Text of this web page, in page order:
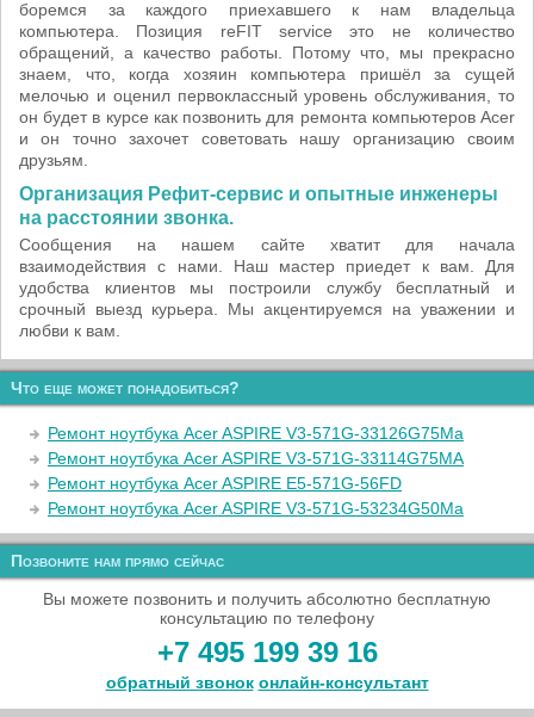
боремся за каждого приехавшего к нам владельца
компьютера. Позиция reFIT service это не количество
обращений, а качество работы. Потому что, мы прекрасно
знаем, что, когда хозяин компьютера пришёл за сущей
мелочью и оценил первоклассный уровень обслуживания, то
он будет в курсе как позвонить для ремонта компьютеров Acer
и он точно захочет советовать нашу организацию своим
друзьям.
Организация Рефит-сервис и опытные инженеры
на расстоянии звонка.
Сообщения на нашем сайте хватит для начала
взаимодействия с нами. Наш мастер приедет к вам. Для
удобства клиентов мы построили службу бесплатный и
срочный выезд курьера. Мы акцентируемся на уважении и
любви к вам.
Что еще может понадобиться?
Ремонт ноутбука Acer ASPIRE V3-571G-33126G75Ma
Ремонт ноутбука Acer ASPIRE V3-571G-33114G75MA
Ремонт ноутбука Acer ASPIRE E5-571G-56FD
Ремонт ноутбука Acer ASPIRE V3-571G-53234G50Ma
Позвоните нам прямо сейчас
Вы можете позвонить и получить абсолютно бесплатную
консультацию по телефону
+7 495 199 39 16
обратный звонок онлайн‑консультант